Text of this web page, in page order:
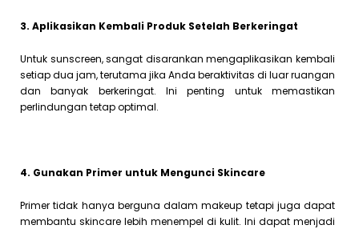
3. Aplikasikan Kembali Produk Setelah Berkeringat
Untuk sunscreen, sangat disarankan mengaplikasikan kembali
setiap dua jam, terutama jika Anda beraktivitas di luar ruangan
dan banyak berkeringat. Ini penting untuk memastikan
perlindungan tetap optimal.
4. Gunakan Primer untuk Mengunci Skincare
Primer tidak hanya berguna dalam makeup tetapi juga dapat
membantu skincare lebih menempel di kulit. Ini dapat menjadi